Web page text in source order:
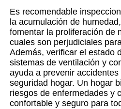
Es recomendable
la acumulación de
fomentar la proliferación de
cuales son perjudiciales
Además, verificar el estado
sistemas de ventilación y
ayuda a prevenir
seguridad hogar. Un hogar
riesgos de enfermedades y
confortable y seguro para